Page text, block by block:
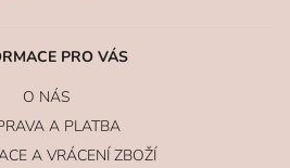
PRO VÁS
O NÁS
A PLATBA
A VRÁCENÍ ZBOŽÍ